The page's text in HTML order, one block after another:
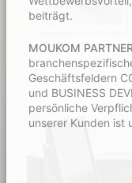
beiträgt.
MOUKOM
Geschäftsfeldern
und BUSINESS
persönliche
unserer Kunden ist